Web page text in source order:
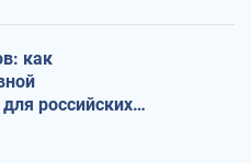
как
российских